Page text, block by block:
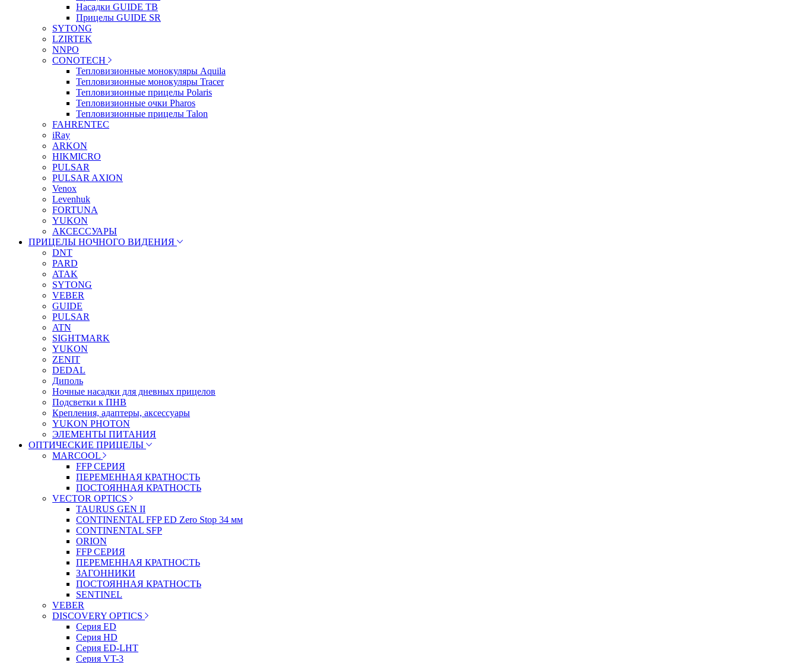
Насадки GUIDE TB
Прицелы GUIDE SR
SYTONG
LZIRTEK
NNPO
CONOTECH
Тепловизионные монокуляры Aquila
Тепловизионные монокуляры Tracer
Тепловизионные прицелы Polaris
Тепловизионные очки Pharos
Тепловизионные прицелы Talon
FAHRENTEC
iRay
ARKON
HIKMICRO
PULSAR
PULSAR AXION
Venox
Levenhuk
FORTUNA
YUKON
АКСЕССУАРЫ
ПРИЦЕЛЫ НОЧНОГО ВИДЕНИЯ
DNT
PARD
ATAK
SYTONG
VEBER
GUIDE
PULSAR
ATN
SIGHTMARK
YUKON
ZENIT
DEDAL
Диполь
Ночные насадки для дневных прицелов
Подсветки к ПНВ
Крепления, адаптеры, аксессуары
YUKON PHOTON
ЭЛЕМЕНТЫ ПИТАНИЯ
ОПТИЧЕСКИЕ ПРИЦЕЛЫ
MARCOOL
FFP СЕРИЯ
ПЕРЕМЕННАЯ КРАТНОСТЬ
ПОСТОЯННАЯ КРАТНОСТЬ
VECTOR OPTICS
TAURUS GEN II
CONTINENTAL FFP ED Zero Stop 34 мм
CONTINENTAL SFP
ORION
FFP СЕРИЯ
ПЕРЕМЕННАЯ КРАТНОСТЬ
ЗАГОННИКИ
ПОСТОЯННАЯ КРАТНОСТЬ
SENTINEL
VEBER
DISCOVERY OPTICS
Серия ED
Серия HD
Серия ED-LHT
Серия VT-3